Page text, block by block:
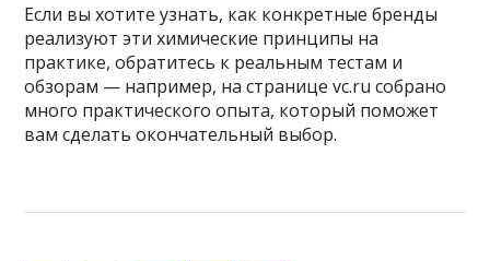
Если вы хотите узнать, как конкретные бренды
реализуют эти химические принципы на
практике, обратитесь к реальным тестам и
обзорам — например, на странице vc.ru собрано
много практического опыта, который поможет
вам сделать окончательный выбор.